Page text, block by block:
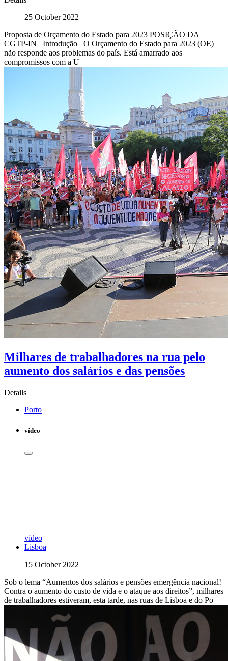
25 October 2022
Proposta de Orçamento do Estado para 2023 POSIÇÃO DA
CGTP-IN Introdução O Orçamento do Estado para 2023 (OE)
não responde aos problemas do país. Está amarrado aos
compromissos com a U
Milhares de trabalhadores na rua pelo
aumento dos salários e das pensões
Details
Porto
vídeo
vídeo
Lisboa
15 October 2022
Sob o lema “Aumentos dos salários e pensões emergência nacional!
Contra o aumento do custo de vida e o ataque aos direitos”, milhares
de trabalhadores estiveram, esta tarde, nas ruas de Lisboa e do Po